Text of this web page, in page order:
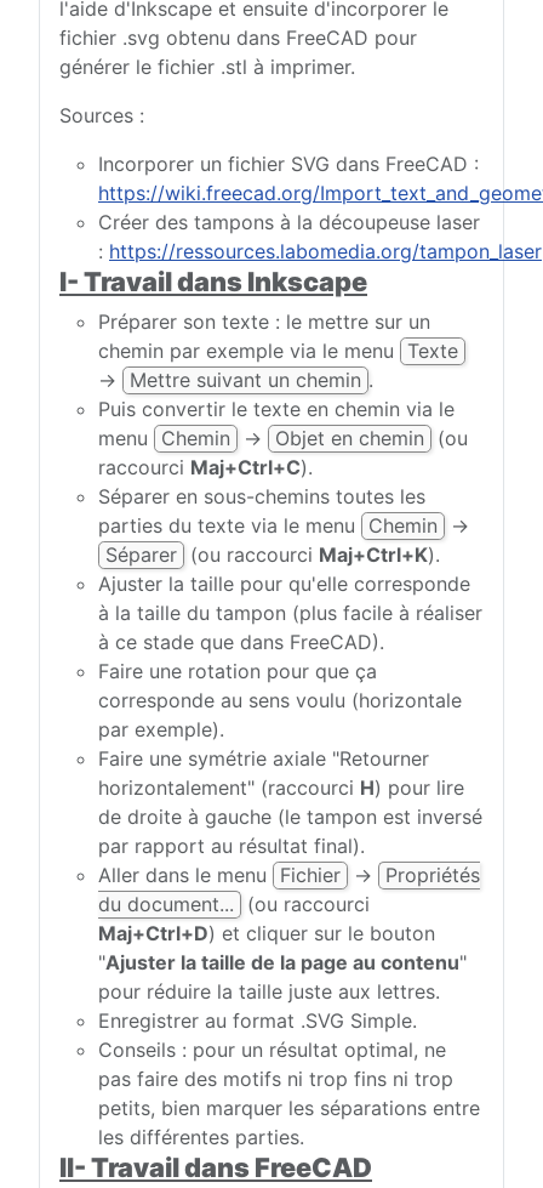
l'aide d'Inkscape et ensuite d'incorporer le
fichier .svg obtenu dans FreeCAD pour
générer le fichier .stl à imprimer.
Sources :
Incorporer un fichier SVG dans FreeCAD :
https://wiki.freecad.org/
Créer des tampons à la découpeuse laser
: https://ressources.labomedia.org/tampon_laser
I- Travail dans Inkscape
Préparer son texte : le mettre sur un
chemin par exemple via le menu Texte
→
Mettre suivant un chemin .
Puis convertir le texte en chemin via le
menu
Chemin → Objet en chemin
(ou
raccourci Maj+Ctrl+C).
Séparer en sous-chemins toutes les
parties du texte via le menu
Chemin
→
Séparer (ou raccourci Maj+Ctrl+K).
Ajuster la taille pour qu'elle corresponde
à la taille du tampon (plus facile à réaliser
à ce stade que dans FreeCAD).
Faire une rotation pour que ça
corresponde au sens voulu (horizontale
par exemple).
Faire une symétrie axiale "Retourner
horizontalement" (raccourci H) pour lire
de droite à gauche (le tampon est inversé
par rapport au résultat final).
Aller dans le menu
Fichier →
Propriétés
du document...
(ou raccourci
Maj+Ctrl+D) et cliquer sur le bouton
"Ajuster la taille de la page au contenu"
pour réduire la taille juste aux lettres.
Enregistrer au format .SVG Simple.
Conseils : pour un résultat optimal, ne
pas faire des motifs ni trop fins ni trop
petits, bien marquer les séparations entre
les différentes parties.
II- Travail dans FreeCAD